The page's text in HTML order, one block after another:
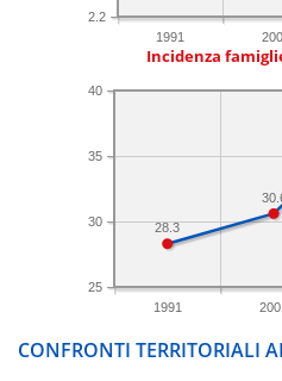
1991
2.2
Incidenza
1991
25
30
35
40
28.3
CONFRONTI TERRITORIALI